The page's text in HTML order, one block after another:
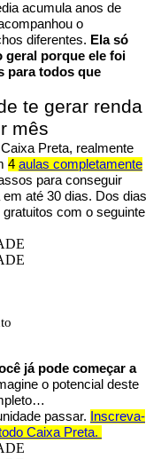
acumula anos de
o
diferentes. Ela só
geral porque ele foi
para todos que
te gerar renda
mês
Preta, realmente
4 aulas completamente
para conseguir
até 30 dias. Dos dias
com o seguinte
já pode começar a
o potencial deste
passar.
Inscreva-
Caixa Preta.